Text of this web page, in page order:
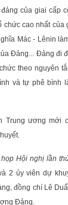
của giai cấp
chức cao nhất của
Mác - Lênin
Đảng... Đảng đi
theo nguyên
và tự phê bình
Trung ương mới
họp Hội nghị lần
2 ủy viên dự
đồng chí Lê
Đảng.